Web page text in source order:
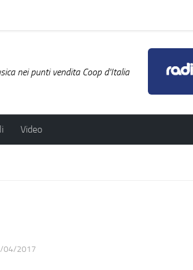
nei punti vendita Coop d'Italia
Video
04/2017